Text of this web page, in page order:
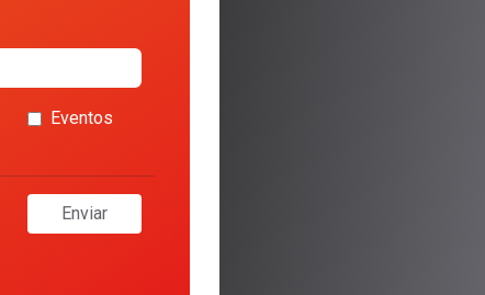
Eventos
Enviar